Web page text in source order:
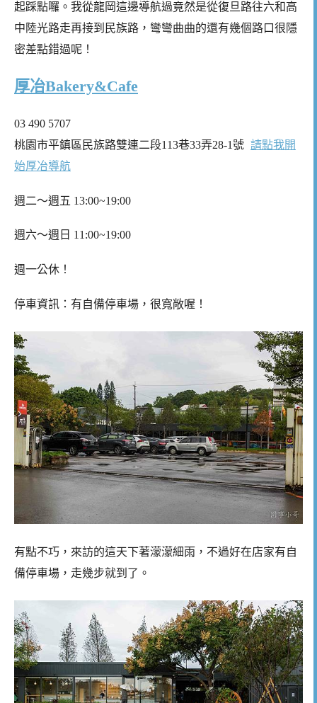
起踩點囉。我從龍岡這邊導航過竟然是從復旦路往六和高
中陸光路走再接到民族路，彎彎曲曲的還有幾個路口很隱
密差點錯過呢！
厚冶Bakery&Cafe
03 490 5707
桃園市平鎮區民族路雙連二段113巷33弄28-1號 請點我開
始厚冶導航
週二～週五 13:00~19:00
週六～週日 11:00~19:00
週一公休！
停車資訊：有自備停車場，很寬敞喔！
有點不巧，來訪的這天下著濛濛細雨，不過好在店家有自
備停車場，走幾步就到了。